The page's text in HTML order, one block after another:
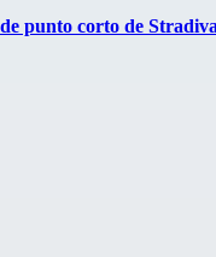
punto corto de